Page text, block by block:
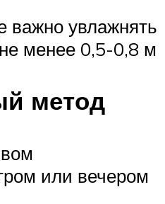
важно увлажнять
менее 0,5-0,8 м
метод
или вечером